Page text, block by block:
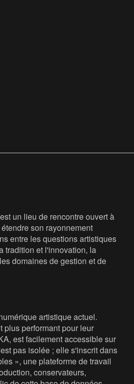
un lieu de rencontre ouvert à
son rayonnement
entre les questions artistiques
tradition et l'innovation, la
domaines de gestion et de
artistique actuel.
performant pour leur
est facilement accessible sur
pas isolée ; elle s'inscrit dans
», une plateforme de travail
conservateurs,